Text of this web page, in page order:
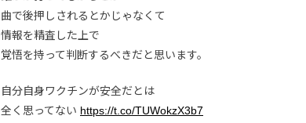
曲で後押しされるとかじゃなくて
情報を精査した上で
覚悟を持って判断するべきだと思います。
自分自身ワクチンが安全だとは
全く思ってない https://t.co/TUWokzX3b7